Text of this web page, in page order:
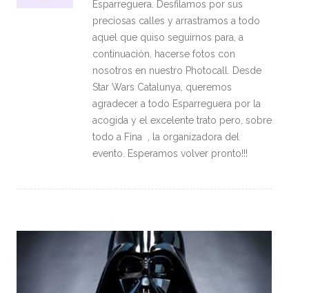
Esparreguera. Desfilamos por sus
preciosas calles y arrastramos a todo
aquel que quiso seguirnos para, a
continuación, hacerse fotos con
nosotros en nuestro Photocall. Desde
Star Wars Catalunya, queremos
agradecer a todo Esparreguera por la
acogida y el excelente trato pero, sobre
todo a Fina , la organizadora del
evento. Esperamos volver pronto!!!